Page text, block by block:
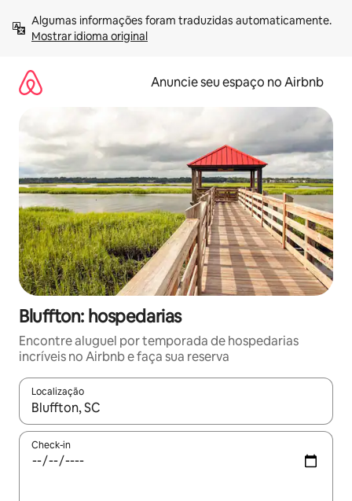
para
Mostrar idioma original
Anuncie seu espaço no Airbnb
Bluffton: hospedarias
Encontre aluguel por temporada de hospedarias
incríveis no Airbnb e faça sua reserva
Localização
Quando os resultados estiverem disponíveis, explore-os
Check-in